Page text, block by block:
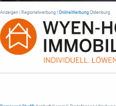
Anzeigen | Regionalwerbung | OnlineWerbung Oldenburg